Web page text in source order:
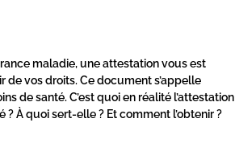
maladie, une attestation vous est
vos droits. Ce document s’appelle
de santé. C’est quoi en réalité l’attestation
À quoi sert-elle ? Et comment l’obtenir ?